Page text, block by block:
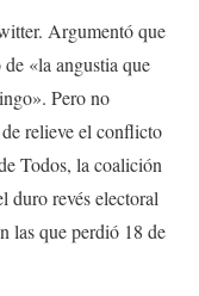
Argumentó que
«la angustia que
Pero no
relieve el conflicto
Todos, la coalición
duro revés electoral
las que perdió 18 de